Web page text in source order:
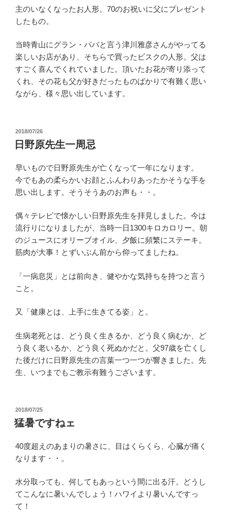
主のいなくなったお人形。70のお祝いに父にプレゼント
したもの。
当時青山にグラン・パパと言う津川雅彦さんがやってる
楽しいお店があり、そちらで買ったビスクの人形。父は
すごく喜んでくれていました。頂いたお花が寄り添って
くれ、その花も父が好きだったものばかりで有難く思い
ながら、様々思い出しています。
投
稿
日:
2018/07/26
日野原先生一周忌
早いもので日野原先生が亡くなって一年になります。
今でもあの柔らかいお顔とふんわりあったかそうな手を
思い出します。そうそうあのお声も・・。
偶々テレビで懐かしい日野原先生を拝見しました。今は
流行りになりましたが、当時一日1300キロカロリー。朝
のジュースにオリーブオイル、夕飯に頻繁にステーキ。
筋肉が大事！とずいぶん前から仰ってましたね。
「一病息災」とは前向き、健やかな気持ちを持つと言う
こと。
又「健康とは、上手に生きてる姿」と。
生病老死とは、どう良く生きるか、どう良く病むか、ど
う良く老いるか、どう良く死ぬかだと。父97歳を亡くし
た後だけに日野原先生の言葉一つ一つが響きました。先
生、いつまでもご教示有難うございます。
投
稿
日:
2018/07/25
猛暑ですねェ
40度超えのあまりの暑さに、目はくらくら、心臓が痛く
なります・・。
水分取っても、何してもあっという間に出る汗。どうし
てこんなに暑いんでしょう！ハワイより暑いんですっ
て！